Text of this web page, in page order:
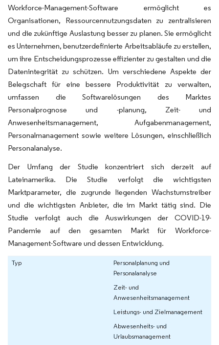
Workforce-Management-Software ermöglicht es
Organisationen, Ressourcennutzungsdaten zu zentralisieren
und die zukünftige Auslastung besser zu planen. Sie ermöglicht
es Unternehmen, benutzerdefinierte Arbeitsabläufe zu erstellen,
um ihre Entscheidungsprozesse effizienter zu gestalten und die
Datenintegrität zu schützen. Um verschiedene Aspekte der
Belegschaft für eine bessere Produktivität zu verwalten,
umfassen die Softwarelösungen des Marktes
Personalprognose und -planung, Zeit- und
Anwesenheitsmanagement, Aufgabenmanagement,
Personalmanagement sowie weitere Lösungen, einschließlich
Personalanalyse.
Der Umfang der Studie konzentriert sich derzeit auf
Lateinamerika. Die Studie verfolgt die wichtigsten
Marktparameter, die zugrunde liegenden Wachstumstreiber
und die wichtigsten Anbieter, die im Markt tätig sind. Die
Studie verfolgt auch die Auswirkungen der COVID-19-
Pandemie auf den gesamten Markt für Workforce-
Management-Software und dessen Entwicklung.
Typ
Personalplanung und
Personalanalyse
Zeit- und
Anwesenheitsmanagement
Leistungs- und Zielmanagement
Abwesenheits- und
Urlaubsmanagement